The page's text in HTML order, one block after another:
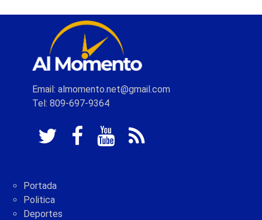
Email: almomento.net@gmail.com
Tel: 809-697-9364
Portada
Politica
Deportes